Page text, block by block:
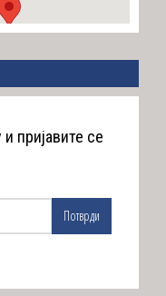
пријавите се
Потврди